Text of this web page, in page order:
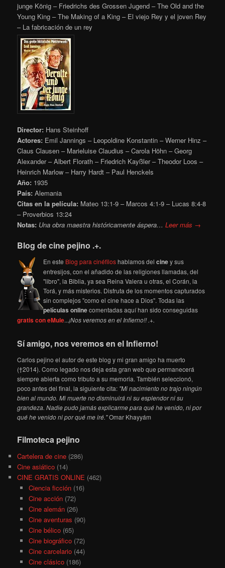
junge König – Friedrichs des Grossen Jugend – The Old and the
Young King – The Making of a King – El viejo Rey y el joven Rey
– La fabricación de un rey
Director: Hans Steinhoff
Actores: Emil Jannings – Leopoldine Konstantin – Werner Hinz –
Claus Clausen – Marieluise Claudius – Carola Höhn – Georg
Alexander – Albert Florath – Friedrich Kayßler – Theodor Loos –
Heinrich Marlow – Harry Hardt – Paul Henckels
Año: 1935
País: Alemania
Citas en la película: Mateo 13:1-9 – Marcos 4:1-9 – Lucas 8:4-8
– Proverbios 13:24
Notas: Una obra maestra históricamente áspera…Leer más →
Blog de cine pejino .+.
En este Blog para cinéfiloshablamos delciney sus
entresijos, con el añadido de las religiones llamadas, del
"libro", la Biblia, ya sea Reina Valera u otras, el Corán, la
Torá, y más misterios. Disfruta de los momentos capturados
sin complejos "como el cine hace a Dios". Todas las
películas onlinecomentadas aquí han sido conseguidas
gratis con eMule...¡Nos veremos en el Infierno!! .+.
Sí amigo, nos veremos en el Infierno!
Carlos pejino el autor de este blog y mi gran amigo ha muerto
(†2014). Como legado nos deja esta gran web que permanecerá
siempre abierta como tributo a su memoria. También seleccionó,
poco antes del final, la siguiente cita: "Mi nacimiento no trajo ningún
bien al mundo. Mi muerte no disminuirá ni su esplendor ni su
grandeza. Nadie pudo jamás explicarme para qué he venido, ni por
qué he venido ni por qué me iré."Omar Khayyám
Filmoteca pejino
Cartelera de cine (286)
Cine asiático (14)
CINE GRATIS ONLINE (462)
Ciencia ficción(16)
Cine acción(72)
Cine alemán(26)
Cine aventuras (90)
Cine bélico(65)
Cine biográfico(72)
Cine carcelario(44)
Cine clásico(186)